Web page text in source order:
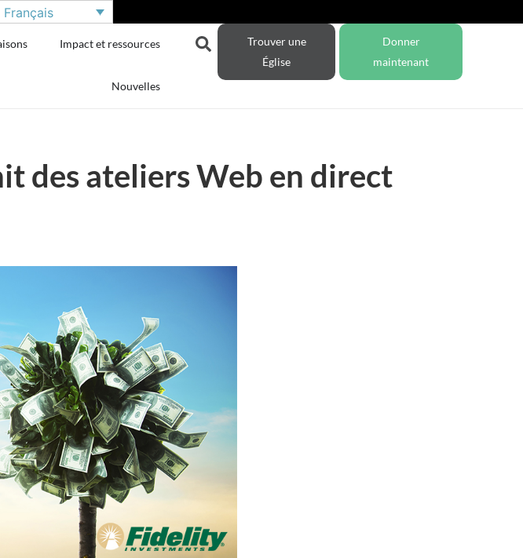
Français
Impact et ressources
Nouvelles
Trouver une
Église
Donner
maintenant
des ateliers Web en direct